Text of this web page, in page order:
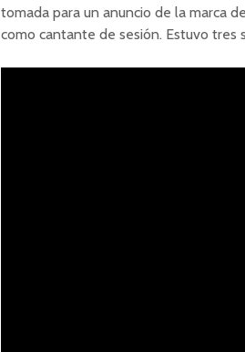
tomada para un anuncio de la marca
como cantante de sesión. Estuvo tres